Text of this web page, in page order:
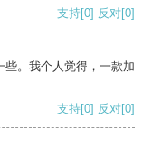
支持[0] 反对[0]
些。我个人觉得，一款加
支持[0] 反对[0]